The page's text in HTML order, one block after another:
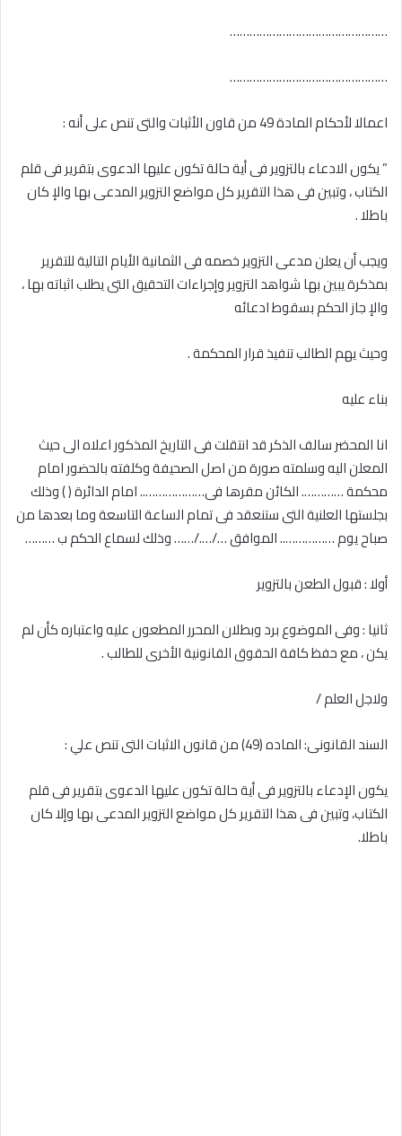
…………………………………………
…………………………………………
اعمالا لأحكام المادة 49 من قاون الأثبات والتى تنص على أنه :
” يكون الادعاء بالتزوير فى أية حالة تكون عليها الدعوى بتقرير فى قلم
الكتاب ، وتبين فى هذا التقرير كل مواضع التزوير المدعى بها والإ كان
باطلا .
ويجب أن يعلن مدعى التزوير خصمه فى الثمانية الأيام التالية للتقرير
بمذكرة يبين بها شواهد التزوير وإجراءات التحقيق التى يطلب اثباته بها ،
والإ جاز الحكم بسقوط ادعائه
وحيث يهم الطالب تنفيذ قرار المحكمة .
بناء عليه
انا المحضر سالف الذكر قد انتقلت فى التاريخ المذكور اعلاه الى حيث
المعلن اليه وسلمته صورة من اصل الصحيفة وكلفته بالحضور امام
محكمة …………. الكائن مقرها فى……………….. امام الدائرة ( ) وذلك
بجلستها العلنية التى ستنعقد فى تمام الساعة التاسعة وما بعدها من
صباح يوم …………….. الموافق …/…./…… وذلك لسماع الحكم ب ………
أولا : قبول الطعن بالتزوير
ثانيا : وفى الموضوع برد وبطلان المحرر المطعون عليه واعتباره كأن لم
يكن ، مع حفظ كافة الحقوق القانونية الأخرى للطالب .
ولاجل العلم /
السند القانونى: الماده (49) من قانون الاثبات التى تنص علي :
يكون الإدعاء بالتزوير فى أية حالة تكون عليها الدعوى بتقرير فى قلم
الكتاب، وتبين فى هذا التقرير كل مواضع التزوير المدعى بها وإلا كان
باطلا.